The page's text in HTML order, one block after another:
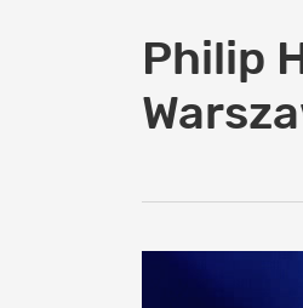
Philip